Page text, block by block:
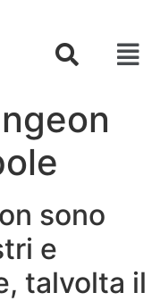
sono
e
talvolta il